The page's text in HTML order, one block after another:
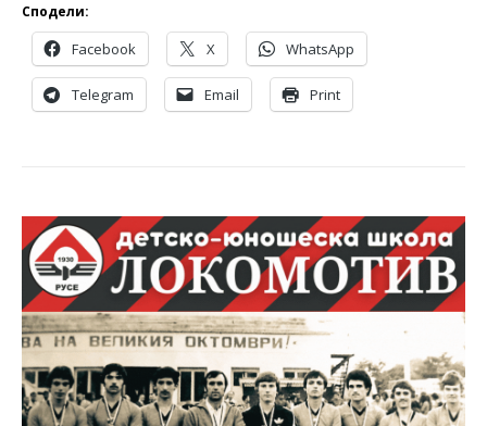
Сподели:
Facebook X WhatsApp
Telegram Email Print